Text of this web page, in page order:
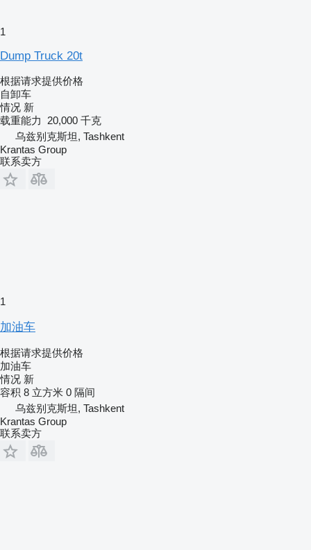
1
Dump Truck 20t
根据请求提供价格
自卸车
情况 新
载重能力
20,000 千克
乌兹别克斯坦, Tashkent
Krantas Group
联系卖方
1
加油车
根据请求提供价格
加油车
情况 新
容积 8 立方米 0 隔间
乌兹别克斯坦, Tashkent
Krantas Group
联系卖方